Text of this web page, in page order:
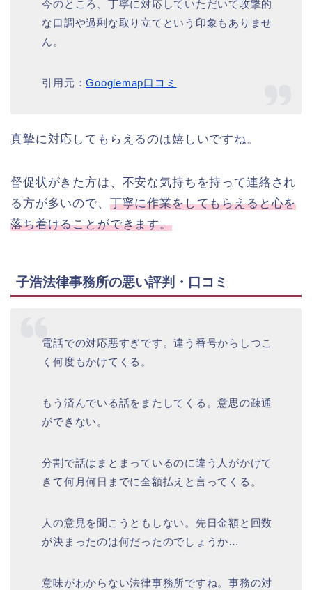
今のところ、丁寧に対応していただいて攻撃的
な口調や過剰な取り立てという印象もありませ
ん。
引用元：Googlemap口コミ
真摯に対応してもらえるのは嬉しいですね。
督促状がきた方は、不安な気持ちを持って連絡され
る方が多いので、 丁寧に作業をしてもらえると心を
落ち着けることができます。
子浩法律事務所の悪い評判・口コミ
電話での対応悪すぎです。違う番号からしつこ
く何度もかけてくる。
もう済んでいる話をまたしてくる。意思の疎通
ができない。
分割で話はまとまっているのに違う人がかけて
きて何月何日までに全額払えと言ってくる。
人の意見を聞こうともしない。先日金額と回数
が決まったのは何だったのでしょうか…
意味がわからない法律事務所ですね。事務の対